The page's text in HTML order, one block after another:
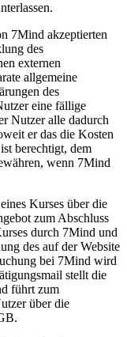
7Mind akzeptierten
des
externen
allgemeine
des
eine fällige
Nutzer alle dadurch
er das die Kosten
berechtigt, dem
wenn 7Mind
Kurses über die
zum Abschluss
durch 7Mind und
des auf der Website
bei 7Mind wird
stellt die
führt zum
über die